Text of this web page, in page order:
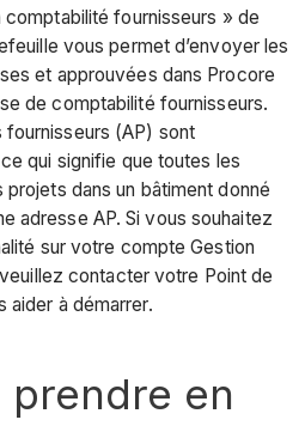
fournisseurs » de
vous permet d’envoyer les
et approuvées dans Procore
de comptabilité fournisseurs.
(AP) sont
qui signifie que toutes les
dans un bâtiment donné
adresse AP. Si vous souhaitez
sur votre compte Gestion
contacter votre Point de
aider à démarrer.
prendre en